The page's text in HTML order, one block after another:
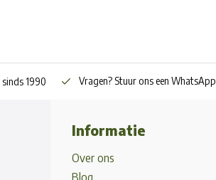
1990 Vragen? Stuur ons een WhatsApp
Informatie
Over ons
Blog